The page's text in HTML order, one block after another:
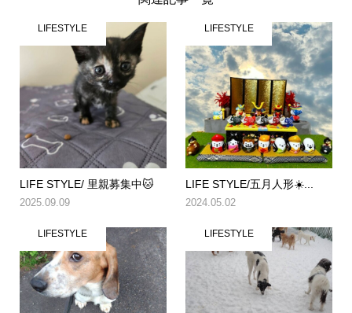
LIFESTYLE
LIFE STYLE/ 里親募集中🐱
2025.09.09
LIFESTYLE
LIFE STYLE/五月人形☀️...
2024.05.02
LIFESTYLE LIFESTYLE